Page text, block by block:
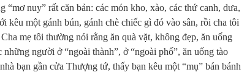
nuy” rất căn bản: các món kho, xào, các thứ canh, dưa,
kêu một gánh bún, gánh chè chiếc gì đó vào sân, rồi cha tôi
mẹ tôi thường nói rằng ăn quà vặt, không đẹp, ăn uống
người ở “ngoài thành”, ở “ngoài phố”, ăn uống tào
bạn gần cửa Thượng tứ, thấy bạn kêu một “mụ” bán bánh